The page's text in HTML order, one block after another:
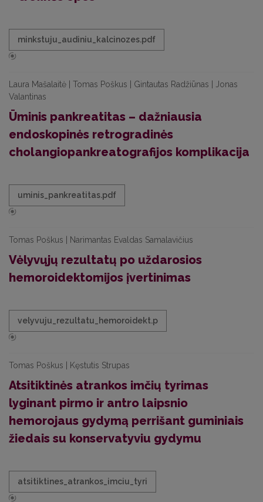
minkstuju_audiniu_kalcinozes.pdf
Laura Mašalaitė | Tomas Poškus | Gintautas Radžiūnas | Jonas
Valantinas
Ūminis pankreatitas – dažniausia
endoskopinės retrogradinės
cholangiopankreatografijos komplikacija
uminis_pankreatitas.pdf
Tomas Poškus | Narimantas Evaldas Samalavičius
Vėlyvųjų rezultatų po uždarosios
hemoroidektomijos įvertinimas
velyvuju_rezultatu_hemoroidekt.p
Tomas Poškus | Kęstutis Strupas
Atsitiktinės atrankos imčių tyrimas
lyginant pirmo ir antro laipsnio
hemorojaus gydymą perrišant guminiais
žiedais su konservatyviu gydymu
atsitiktines_atrankos_imciu_tyri